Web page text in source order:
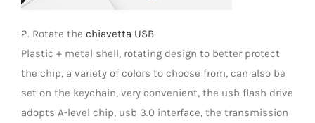
2. Rotate the chiavetta USB
Plastic + metal shell, rotating design to better protect
the chip, a variety of colors to choose from, can also be
set on the keychain, very convenient, the usb flash drive
adopts A-level chip, usb 3.0 interface, the transmission